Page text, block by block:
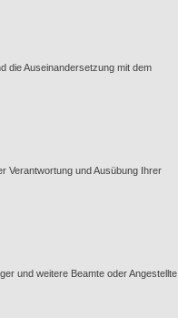
die Auseinandersetzung mit dem
Verantwortung und Ausübung Ihrer
und weitere Beamte oder Angestellte